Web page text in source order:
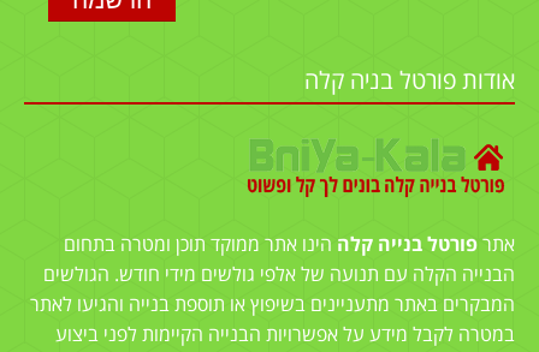
אודות פורטל בניה קלה
אתר פורטל בנייה קלה הינו אתר ממוקד תוכן ומטרה בתחום
הבנייה הקלה עם תנועה של אלפי גולשים מידי חודש. הגולשים
המבקרים באתר מתעניינים בשיפוץ או תוספת בנייה והגיעו לאתר
במטרה לקבל מידע על אפשרויות הבנייה הקיימות לפני ביצוע